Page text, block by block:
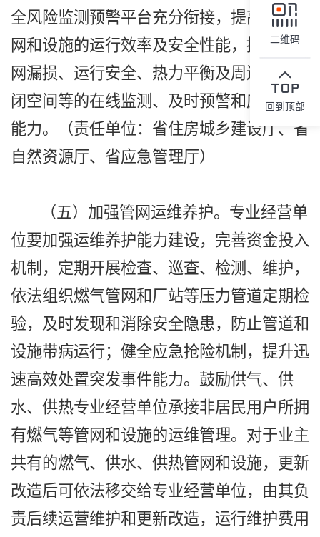
全风险监测预警平台充分衔接，提高城市管
网和设施的运行效率及安全性能，提升对管
网漏损、运行安全、热力平衡及周边重要密
闭空间等的在线监测、及时预警和应急处置
能力。（责任单位：省住房城乡建设厅、省
自然资源厅、省应急管理厅）
（五）加强管网运维养护。专业经营单
位要加强运维养护能力建设，完善资金投入
机制，定期开展检查、巡查、检测、维护，
依法组织燃气管网和厂站等压力管道定期检
验，及时发现和消除安全隐患，防止管道和
设施带病运行；健全应急抢险机制，提升迅
速高效处置突发事件能力。鼓励供气、供
水、供热专业经营单位承接非居民用户所拥
有燃气等管网和设施的运维管理。对于业主
共有的燃气、供水、供热管网和设施，更新
改造后可依法移交给专业经营单位，由其负
责后续运营维护和更新改造，运行维护费用
二维码
回到顶部